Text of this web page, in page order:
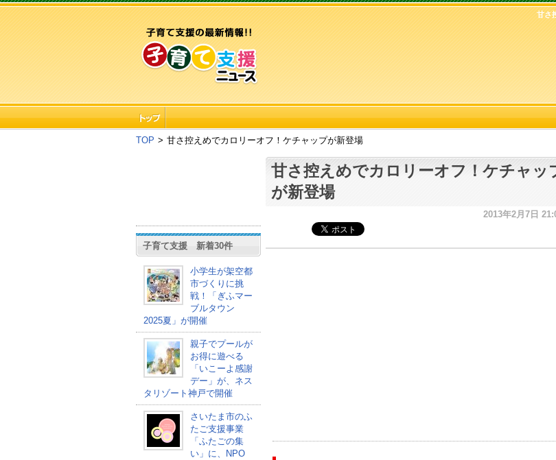
甘さ
TOP > 甘さ控えめでカロリーオフ！ケチャップが新登場
子育て支援 新着30件
小学生が架空都
市づくりに挑
戦！「ぎふマー
ブルタウン
2025夏」が開催
親子でプールが
お得に遊べる
「いこーよ感謝
デー」が、ネス
タリゾート神戸で開催
さいたま市のふ
たご支援事業
「ふたごの集
い」に、NPO
甘さ控えめでカロリーオフ！ケチャッ
が新登場
2013年2月7日